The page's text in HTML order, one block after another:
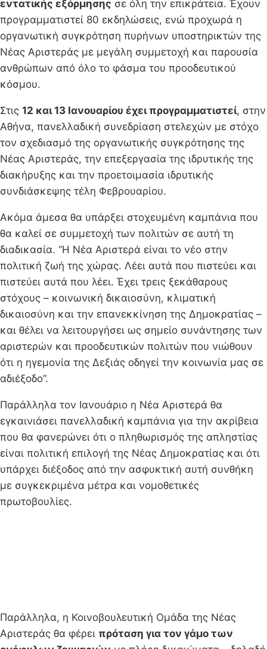
εντατικής εξόρμησης σε όλη την επικράτεια. Έχουν
προγραμματιστεί 80 εκδηλώσεις, ενώ προχωρά η
οργανωτική συγκρότηση πυρήνων υποστηρικτών της
Νέας Αριστεράς με μεγάλη συμμετοχή και παρουσία
ανθρώπων από όλο το φάσμα του προοδευτικού
κόσμου.
Στις 12 και 13 Ιανουαρίου έχει προγραμματιστεί, στην
Αθήνα, πανελλαδική συνεδρίαση στελεχών με στόχο
τον σχεδιασμό της οργανωτικής συγκρότησης της
Νέας Αριστεράς, την επεξεργασία της ιδρυτικής της
διακήρυξης και την προετοιμασία ιδρυτικής
συνδιάσκεψης τέλη Φεβρουαρίου.
Ακόμα άμεσα θα υπάρξει στοχευμένη καμπάνια που
θα καλεί σε συμμετοχή των πολιτών σε αυτή τη
διαδικασία. “Η Νέα Αριστερά είναι το νέο στην
πολιτική ζωή της χώρας. Λέει αυτά που πιστεύει και
πιστεύει αυτά που λέει. Έχει τρεις ξεκάθαρους
στόχους – κοινωνική δικαιοσύνη, κλιματική
δικαιοσύνη και την επανεκκίνηση της Δημοκρατίας –
και θέλει να λειτουργήσει ως σημείο συνάντησης των
αριστερών και προοδευτικών πολιτών που νιώθουν
ότι η ηγεμονία της Δεξιάς οδηγεί την κοινωνία μας σε
αδιέξοδο”.
Παράλληλα τον Ιανουάριο η Νέα Αριστερά θα
εγκαινιάσει πανελλαδική καμπάνια για την ακρίβεια
που θα φανερώνει ότι ο πληθωρισμός της απληστίας
είναι πολιτική επιλογή της Νέας Δημοκρατίας και ότι
υπάρχει διέξοδος από την ασφυκτική αυτή συνθήκη
με συγκεκριμένα μέτρα και νομοθετικές
πρωτοβουλίες.
Παράλληλα, η Κοινοβουλευτική Ομάδα της Νέας
Αριστεράς θα φέρει πρόταση για τον γάμο των